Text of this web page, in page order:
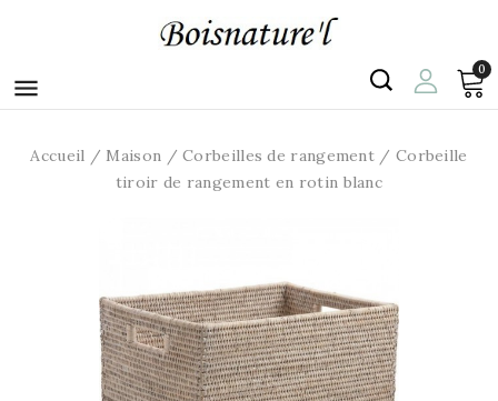

0
Accueil Maison Corbeilles de rangement
Corbeille
tiroir de rangement en rotin blanc